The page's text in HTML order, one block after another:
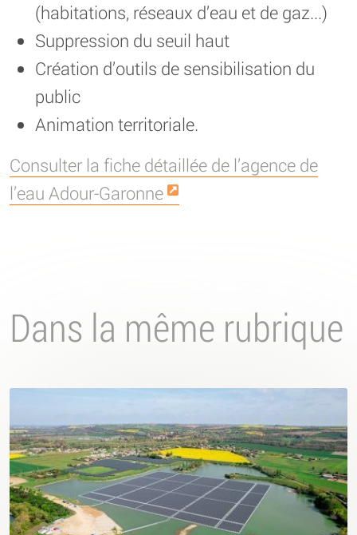
(habitations, réseaux d’eau et de gaz...)
Suppression du seuil haut
Création d’outils de sensibilisation du
public
Animation territoriale.
Consulter la fiche détaillée de l’agence de
l’eau Adour-Garonne
Dans la même rubrique